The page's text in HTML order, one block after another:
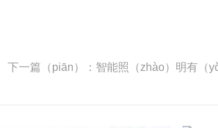
下一篇（piān）：智能照（zhào）明有（